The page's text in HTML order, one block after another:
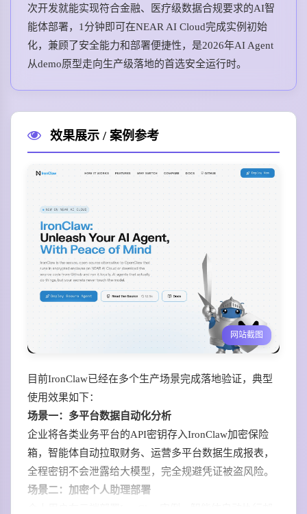
次开发就能实现符合金融、医疗级数据合规要求的AI智
能体部署，1分钟即可在NEAR AI Cloud完成实例初始
化，兼顾了安全能力和部署便捷性，是2026年AI Agent
从demo原型走向生产级落地的首选安全运行时。
效果展示 / 案例参考
网站截图
目前IronClaw已经在多个生产场景完成落地验证，典型
使用效果如下：
场景一：多平台数据自动化分析
企业将各类业务平台的API密钥存入IronClaw加密保险
箱，智能体自动拉取财务、运营多平台数据生成报表，
全程密钥不会泄露给大模型，完全规避凭证被盗风险。
场景二：加密个人助理部署